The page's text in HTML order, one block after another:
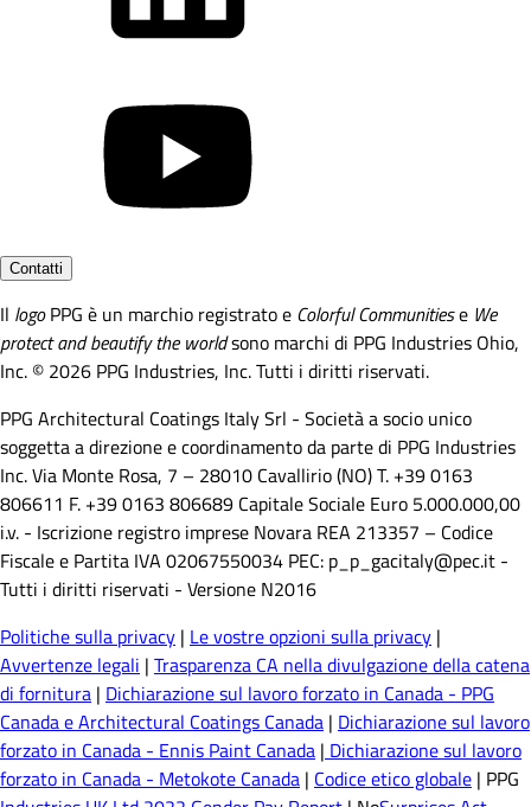
Contatti
Il logoPPG è un marchio registrato e Colorful Communitiese We
protect and beautify the worldsono marchi di PPG Industries Ohio,
Inc. © 2026 PPG Industries, Inc. Tutti i diritti riservati.
PPG Architectural Coatings Italy Srl - Società a socio unico
soggetta a direzione e coordinamento da parte di PPG Industries
Inc. Via Monte Rosa, 7 – 28010 Cavallirio (NO) T. +39 0163
806611 F. +39 0163 806689 Capitale Sociale Euro 5.000.000,00
i.v. - Iscrizione registro imprese Novara REA 213357 – Codice
Fiscale e Partita IVA 02067550034 PEC: p_p_gacitaly@pec.it -
Tutti i diritti riservati - Versione N2016
Politiche sulla privacy | Le vostre opzioni sulla privacy |
Avvertenze legali | Trasparenza CA nella divulgazione della catena
di fornitura | Dichiarazione sul lavoro forzato in Canada - PPG
Canada e Architectural Coatings Canada | Dichiarazione sul lavoro
forzato in Canada - Ennis Paint Canada | Dichiarazione sul lavoro
forzato in Canada - Metokote Canada | Codice etico globale | PPG